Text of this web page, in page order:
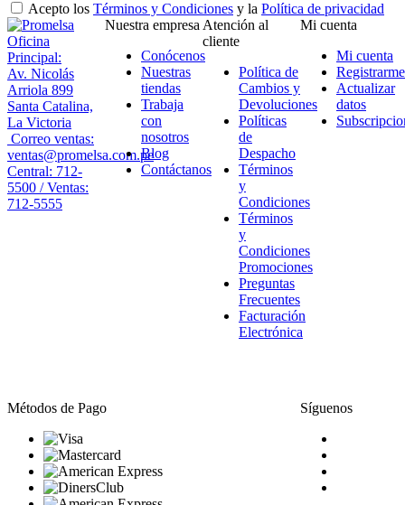
Acepto los Términos y Condiciones y la Política de privacidad
Oficina
Principal:
Av. Nicolás
Arriola 899
Santa Catalina,
La Victoria
Correo ventas:
ventas@promelsa.com.pe
Central: 712-
5500 / Ventas:
712-5555
Nuestra empresa
Conócenos
Nuestras
tiendas
Trabaja
con
nosotros
Blog
Contáctanos
Atención al
cliente
Política de
Cambios y
Devoluciones
Políticas
de
Despacho
Términos
y
Condiciones
Términos
y
Condiciones
Promociones
Preguntas
Frecuentes
Facturación
Electrónica
Mi cuenta
Mi cuenta
Registrarme
Actualizar
datos
Métodos de Pago Síguenos